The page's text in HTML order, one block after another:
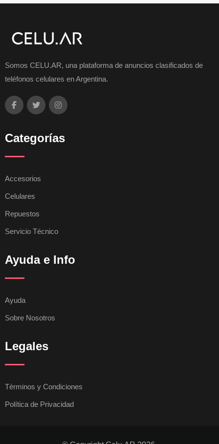
Somos CELU.AR, una plataforma de anuncios clasificados de
teléfonos celulares en Argentina.
Categorías
Accesorios
Celulares
Repuestos
Servicio Técnico
Ayuda e Info
Ayuda
Sobre Nosotros
Legales
Términos y Condiciones
Política de Privacidad